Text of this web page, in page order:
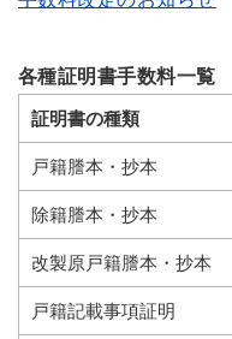
各種証明書手数料一覧
証明書の種類
戸籍謄本・抄本
除籍謄本・抄本
改製原戸籍謄本・抄本
戸籍記載事項証明